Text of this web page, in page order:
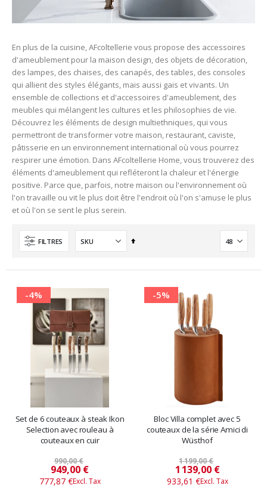
En plus de la cuisine, AFcoltellerie vous propose des accessoires
d'ameublement pour la maison design, des objets de décoration,
des lampes, des chaises, des canapés, des tables, des consoles
qui allient des styles élégants, mais aussi gais et vivants. Un
ensemble de collections et d'accessoires d'ameublement, des
meubles qui mélangent les cultures et les philosophies de vie.
Découvrez les éléments de design multiethniques, qui vous
permettront de transformer votre maison, restaurant, caviste,
pâtisserie en un environnement international où vous pourrez
respirer une émotion. Dans AFcoltellerie Home, vous trouverez des
éléments d'ameublement qui refléteront la chaleur et l'énergie
positive. Parce que, parfois, notre maison ou l'environnement où
l'on travaille ou vit le plus doit être l'endroit où l'on s'amuse le plus
et où l'on se sent le plus serein.
FILTRES
Ordre
-4%
Set de 6 couteaux à steak Ikon
Selection avec rouleau à
couteaux en cuir
990,00 €
Prix
spécial
949,00 €
777,87 €
-5%
Bloc Villa complet avec 5
couteaux de la série Amici di
Wüsthof
1 199,00 €
Prix
​​
spécial
1 139,00 €
933,61 €